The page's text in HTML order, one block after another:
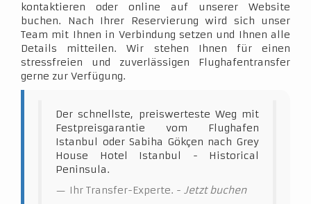
kontaktieren oder online auf unserer Website
buchen. Nach Ihrer Reservierung wird sich unser
Team mit Ihnen in Verbindung setzen und Ihnen alle
Details mitteilen. Wir stehen Ihnen für einen
stressfreien und zuverlässigen Flughafentransfer
gerne zur Verfügung.
Der schnellste, preiswerteste Weg mit
Festpreisgarantie vom Flughafen
Istanbul oder Sabiha Gökçen nach Grey
House Hotel Istanbul - Historical
Peninsula.
Ihr Transfer-Experte. - Jetzt buchen